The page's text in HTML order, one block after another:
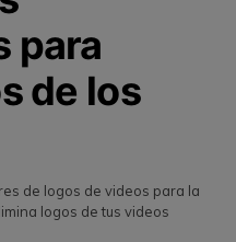
para
de los
de logos de videos para la
logos de tus videos